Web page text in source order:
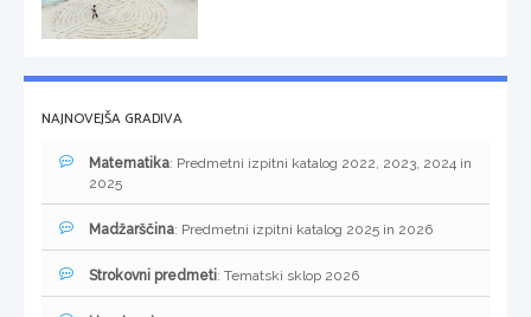
NAJNOVEJŠA GRADIVA
Matematika: Predmetni izpitni katalog 2022, 2023, 2024 in
2025
Madžarščina: Predmetni izpitni katalog 2025 in 2026
Strokovni predmeti: Tematski sklop 2026